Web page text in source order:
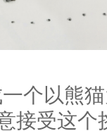
个以熊
接受这